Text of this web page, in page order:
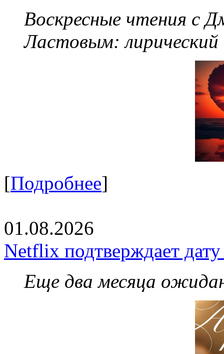
Воскресные чтения с
Ластовым:
[Подробнее]
01.08.2026
Netflix подтверждает
Еще два месяца